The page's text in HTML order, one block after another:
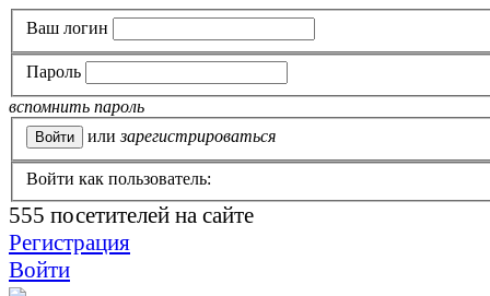
Ваш логин
Пароль
вспомнить пароль
или зарегистрироваться
Войти как пользователь:
555 посетителей на сайте
Регистрация
Войти